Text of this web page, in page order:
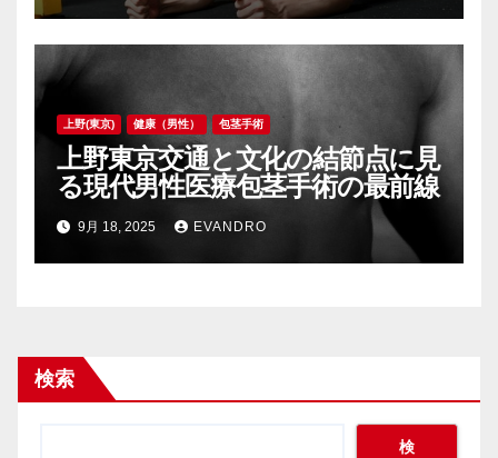
上野(東京) 健康（男性） 包茎手術
上野東京交通と文化の結節点に見
る現代男性医療包茎手術の最前線
9月 18, 2025 EVANDRO
検索
検